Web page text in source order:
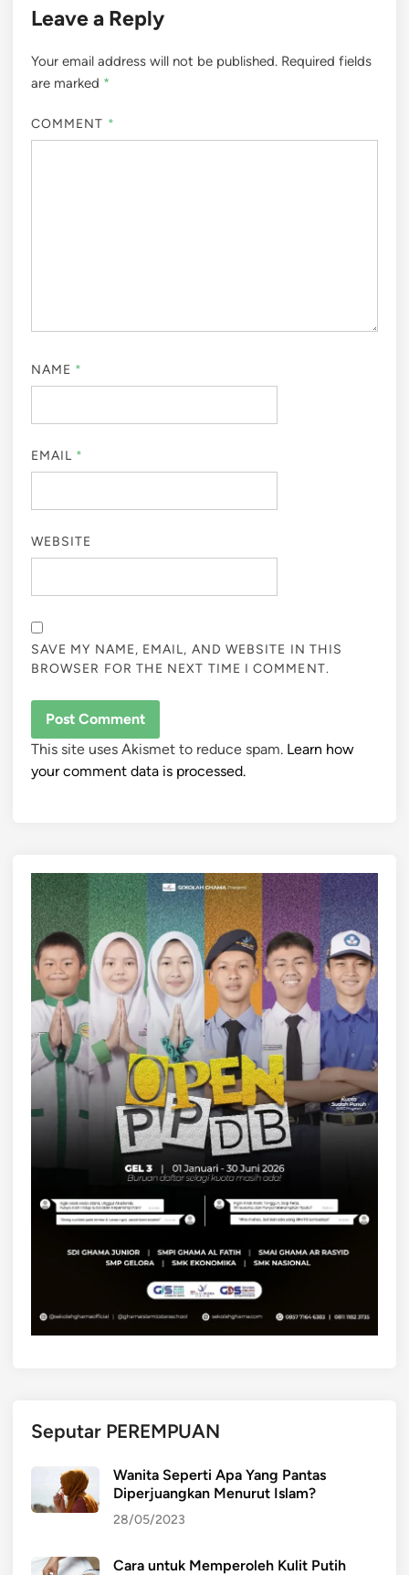
Leave a Reply
Your email address will not be published. Required fields
are marked *
COMMENT *
NAME *
EMAIL *
WEBSITE
SAVE MY NAME, EMAIL, AND WEBSITE IN THIS
BROWSER FOR THE NEXT TIME I COMMENT.
This site uses Akismet to reduce spam. Learn how
your comment data is processed.
Seputar PEREMPUAN
Wanita Seperti Apa Yang Pantas
Diperjuangkan Menurut Islam?
28/05/2023
Cara untuk Memperoleh Kulit Putih